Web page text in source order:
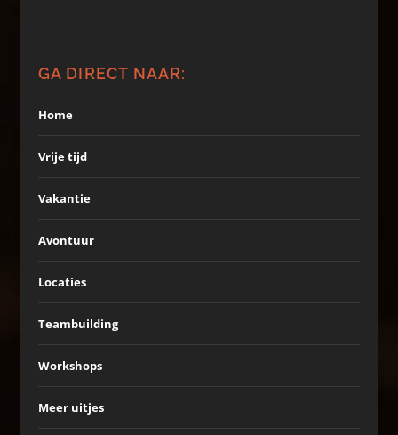
GA DIRECT NAAR:
Home
Vrije tijd
Vakantie
Avontuur
Locaties
Teambuilding
Workshops
Meer uitjes